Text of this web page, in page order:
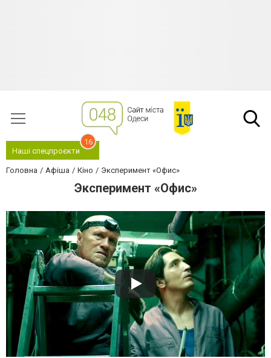
Наші спецпроєкти
16
Головна Афіша Кіно Эксперимент «Офис»
Эксперимент «Офис»